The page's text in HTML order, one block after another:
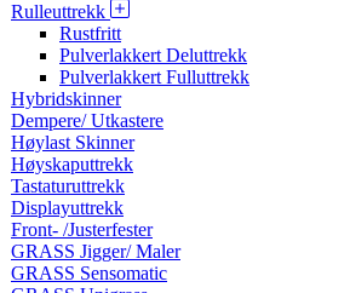
Rulleuttrekk
Rustfritt
Pulverlakkert Deluttrekk
Pulverlakkert Fulluttrekk
Hybridskinner
Dempere/ Utkastere
Høylast Skinner
Høyskaputtrekk
Tastaturuttrekk
Displayuttrekk
Front- /Justerfester
GRASS Jigger/ Maler
GRASS Sensomatic